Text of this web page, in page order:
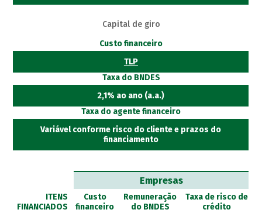
Capital de giro
Custo financeiro
TLP
Taxa do BNDES
2,1% ao ano (a.a.)
Taxa do agente financeiro
Variável conforme risco do cliente e prazos do
financiamento
Empresas
ITENS
FINANCIADOS
Custo
financeiro
Remuneração
do BNDES
Taxa de risco de
crédito